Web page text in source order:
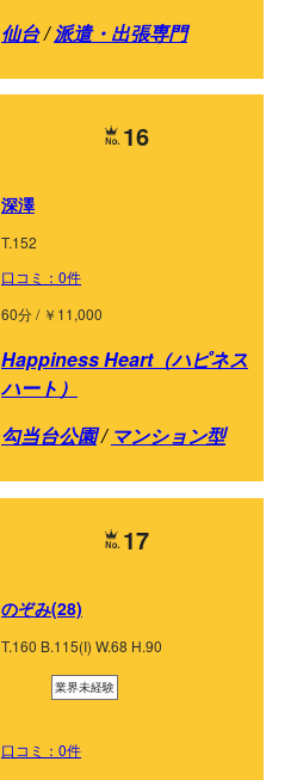
仙台/派遣・出張専門
16
深澤
T.152
口コミ：0件
60分 / ￥11,000
Happiness Heart（ハピネス
ハート）
勾当台公園/ マンション型
17
のぞみ(28)
T.160 B.115(I) W.68 H.90
業界未経験
口コミ：0件